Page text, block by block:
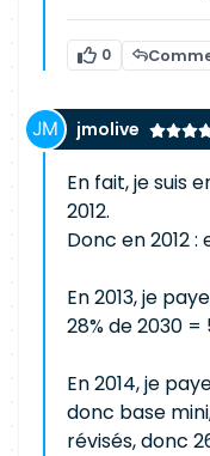
0
jmolive
En fait, je suis
2012.
Donc en 2012
En 2013, je
28% de 2030 =
En 2014, je
donc base
révisés, donc